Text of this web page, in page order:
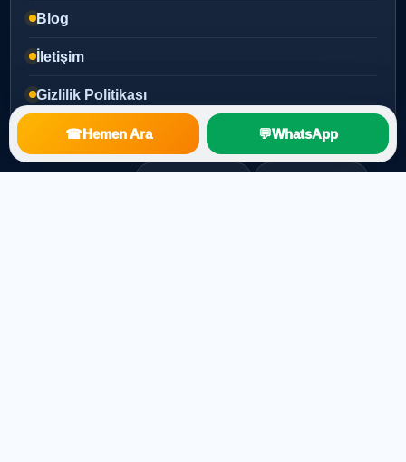
Blog
İletişim
Gizlilik Politikası
☎Hemen Ara 💬WhatsApp